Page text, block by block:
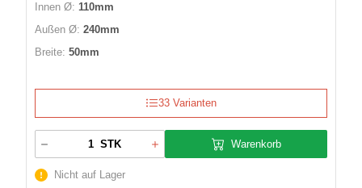
Innen Ø: 110mm
Außen Ø: 240mm
Breite: 50mm
33 Varianten
STK Warenkorb
Nicht auf Lager